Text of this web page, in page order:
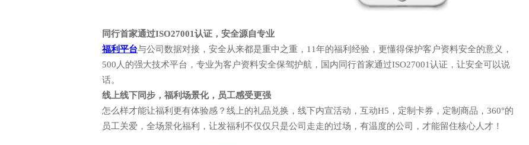
同行首家通过ISO27001认证，安全源自专业
福利平台与公司数据对接，安全从来都是重中之重，11年的福利经验，更懂得保护客户资料安全的意义，
500人的强大技术平台，专业为客户资料安全保驾护航，国内同行首家通过ISO27001认证，让安全可以说
话。
线上线下同步，福利场景化，员工感受更强
怎么样才能让福利更有体验感？线上的礼品兑换，线下内宣活动，互动H5，定制卡券，定制商品，360°的
员工关爱，全场景化福利，让发福利不仅仅只是公司走走的过场，有温度的公司，才能留住核心人才！